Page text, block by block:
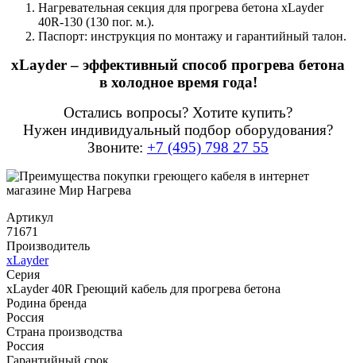
Нагревательная секция для прогрева бетона xLayder
40R-130 (130 пог. м.).
Паспорт: инструкция по монтажу и гарантийный талон.
xLayder – эффективный способ прогрева бетона
в холодное время года!
Остались вопросы? Хотите купить?
Нужен индивидуальный подбор оборудования?
Звоните: +7 (495) 798 27 55
Артикул
71671
Производитель
xLayder
Серия
xLayder 40R Греющий кабель для прогрева бетона
Родина бренда
Россия
Страна производства
Россия